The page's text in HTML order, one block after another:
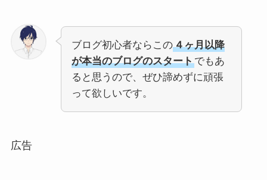
ブログ初心者ならこの４ヶ月以降
が本当のブログのスタートでもあ
ると思うので、ぜひ諦めずに頑張
って欲しいです。
広告